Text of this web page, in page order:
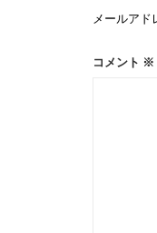
ー
シ
メールアド
コメント ※